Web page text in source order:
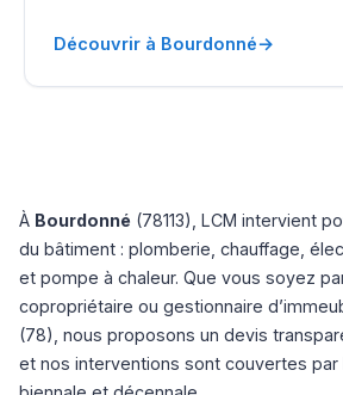
Découvrir à Bourdonné→
À Bourdonné (78113), LCM intervient
du bâtiment : plomberie, chauffage,
et pompe à chaleur. Que vous soyez
copropriétaire ou gestionnaire
(78), nous proposons un devis
et nos interventions sont couvertes par